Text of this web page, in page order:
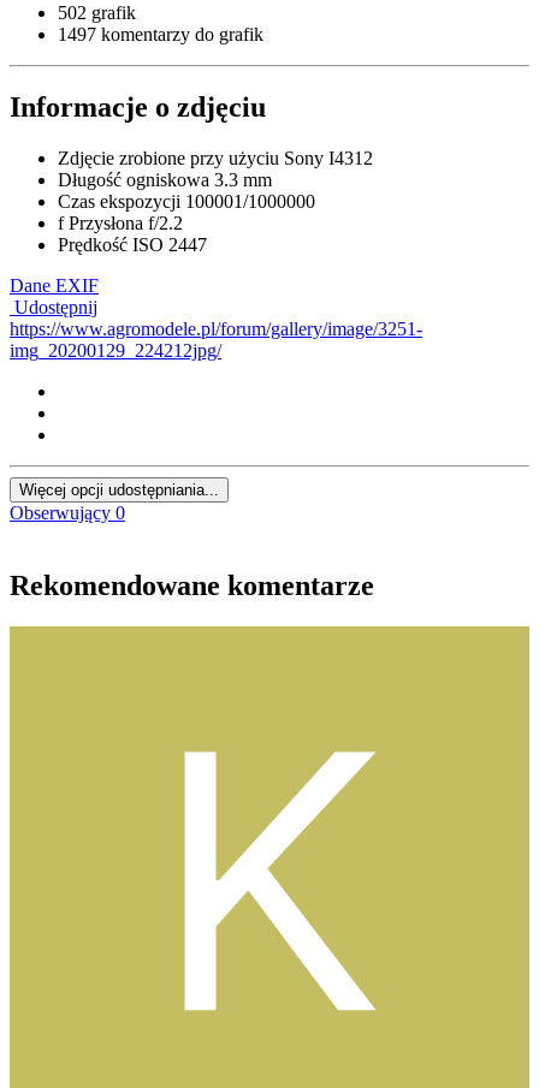
502 grafik
1497 komentarzy do grafik
Informacje o zdjęciu
Zdjęcie zrobione przy użyciu Sony I4312
Długość ogniskowa 3.3 mm
Czas ekspozycji 100001/1000000
f Przysłona f/2.2
Prędkość ISO 2447
Dane EXIF
Udostępnij
https://www.agromodele.pl/forum/gallery/image/3251-
img_20200129_224212jpg/
Więcej opcji udostępniania...
Obserwujący 0
Rekomendowane komentarze